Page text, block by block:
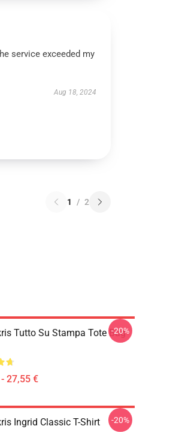
service exceeded my
Aug 18, 2024
1 / 2
Tutto Su Stampa Tote Bag
27,55 €
-20%
Ingrid Classic T-Shirt
-20%